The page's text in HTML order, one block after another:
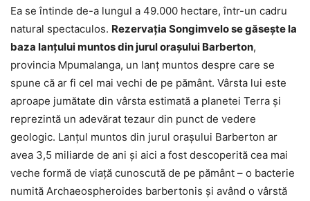
Ea se întinde de-a lungul a 49.000 hectare, într-un cadru
natural spectaculos. Rezervaţia Songimvelo se găseşte la
baza lanţului muntos din jurul oraşului Barberton,
provincia Mpumalanga, un lanţ muntos despre care se
spune că ar fi cel mai vechi de pe pământ. Vârsta lui este
aproape jumătate din vârsta estimată a planetei Terra şi
reprezintă un adevărat tezaur din punct de vedere
geologic. Lanţul muntos din jurul oraşului Barberton ar
avea 3,5 miliarde de ani şi aici a fost descoperită cea mai
veche formă de viaţă cunoscută de pe pământ – o bacterie
numită Archaeospheroides barbertonis şi având o vârstă